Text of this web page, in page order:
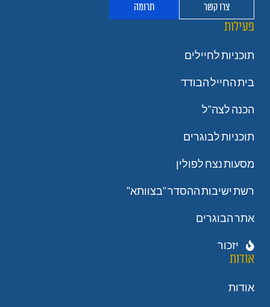
צרו קשר תרומה
פעילות
תוכניות לחיילים
בית החייל הבודד
הכנה לצה"ל
תוכניות לבוגרים
מסעות נצח לפולין
רשת ישיבות ההסדר "בצוותא"
אתר הבוגרים
יזכור
אודות
אודות